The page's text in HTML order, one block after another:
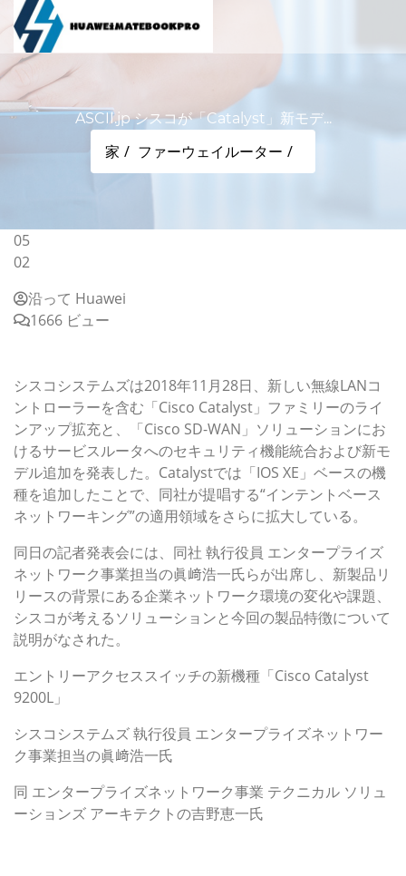
ASCII.jp シスコが「Catalyst」新モデ...
家 ファーウェイルーター
05
02
沿って Huawei
1666 ビュー
シスコシステムズは2018年11月28日、新しい無線LANコ
ントローラーを含む「Cisco Catalyst」ファミリーのライ
ンアップ拡充と、「Cisco SD-WAN」ソリューションにお
けるサービスルータへのセキュリティ機能統合および新モ
デル追加を発表した。Catalystでは「IOS XE」ベースの機
種を追加したことで、同社が提唱する“インテントベース
ネットワーキング”の適用領域をさらに拡大している。
同日の記者発表会には、同社 執行役員 エンタープライズ
ネットワーク事業担当の眞﨑浩一氏らが出席し、新製品リ
リースの背景にある企業ネットワーク環境の変化や課題、
シスコが考えるソリューションと今回の製品特徴について
説明がなされた。
エントリーアクセススイッチの新機種「Cisco Catalyst
9200L」
シスコシステムズ 執行役員 エンタープライズネットワー
ク事業担当の眞﨑浩一氏
同 エンタープライズネットワーク事業 テクニカル ソリュ
ーションズ アーキテクトの吉野恵一氏